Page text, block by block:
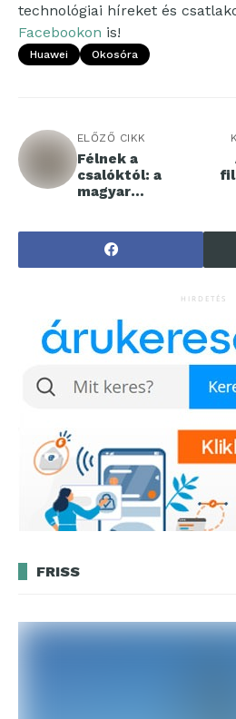
technológiai híreket és
Facebookon is!
Huawei Okosóra
ELŐZŐ CIKK
Félnek a
csalóktól: a
magyar
elkerüli az online
fizetést
HIRDETÉS
FRISS